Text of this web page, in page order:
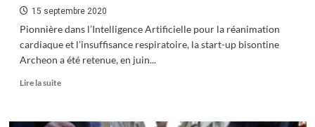
15 septembre 2020
Pionnière dans l’Intelligence Artificielle pour la réanimation
cardiaque et l’insuffisance respiratoire, la start-up bisontine
Archeon a été retenue, en juin...
Lire la suiteEn
sur